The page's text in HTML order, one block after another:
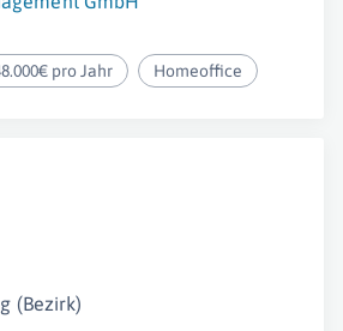
pro Jahr Homeoffice
(Bezirk)